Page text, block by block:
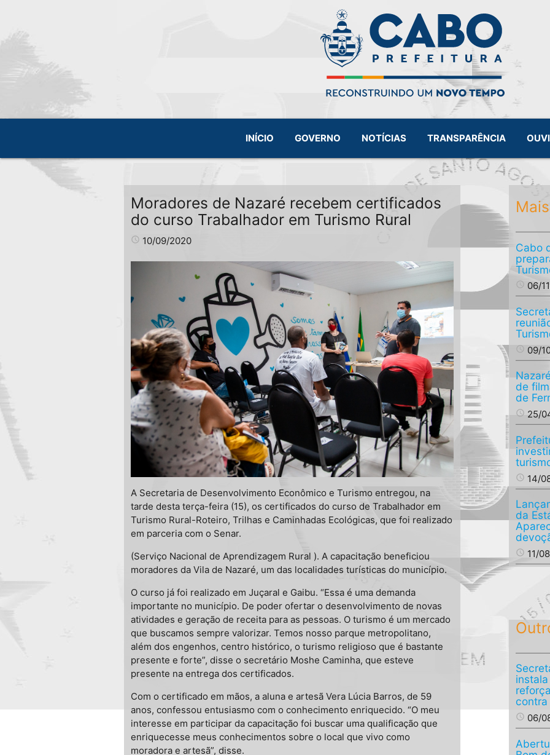
INÍCIO GOVERNO NOTÍCIAS TRANSPARÊNCIA
Moradores de Nazaré recebem certificados
do curso Trabalhador em Turismo Rural
access_time 10/09/2020
A Secretaria de Desenvolvimento Econômico e Turismo entregou, na
tarde desta terça-feira (15), os certificados do curso de Trabalhador em
Turismo Rural-Roteiro, Trilhas e Caminhadas Ecológicas, que foi realizado
em parceria com o Senar.
(Serviço Nacional de Aprendizagem Rural ). A capacitação beneficiou
moradores da Vila de Nazaré, um das localidades turísticas do município.
O curso já foi realizado em Juçaral e Gaibu. “Essa é uma demanda
importante no município. De poder ofertar o desenvolvimento de novas
atividades e geração de receita para as pessoas. O turismo é um mercado
que buscamos sempre valorizar. Temos nosso parque metropolitano,
além dos engenhos, centro histórico, o turismo religioso que é bastante
presente e forte”, disse o secretário Moshe Caminha, que esteve
presente na entrega dos certificados.
Com o certificado em mãos, a aluna e artesã Vera Lúcia Barros, de 59
anos, confessou entusiasmo com o conhecimento enriquecido. “O meu
interesse em participar da capacitação foi buscar uma qualificação que
enriquecesse meus conhecimentos sobre o local que vivo como
moradora e artesã”, disse.
Cabo
access_time 06/
access_time 09/
de
de
access_time 25/
access_time 14/
da
access_time 11/
contra
access_time 06/